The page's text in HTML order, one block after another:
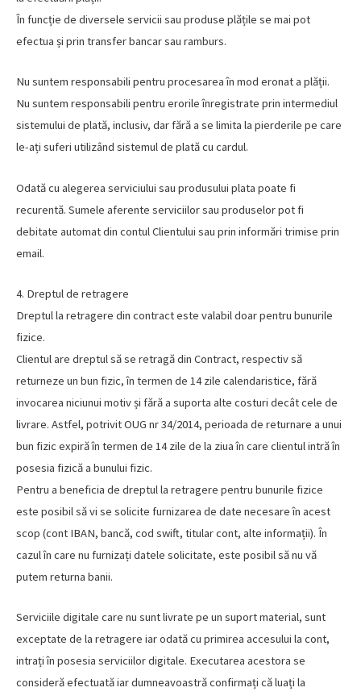
În funcție de diversele servicii sau produse plățile se mai pot
efectua și prin transfer bancar sau ramburs.
Nu suntem responsabili pentru procesarea în mod eronat a plății.
Nu suntem responsabili pentru erorile înregistrate prin intermediul
sistemului de plată, inclusiv, dar fără a se limita la pierderile pe care
le-ați suferi utilizând sistemul de plată cu cardul.
Odată cu alegerea serviciului sau produsului plata poate fi
recurentă. Sumele aferente serviciilor sau produselor pot fi
debitate automat din contul Clientului sau prin informări trimise prin
email.
4. Dreptul de retragere
Dreptul la retragere din contract este valabil doar pentru bunurile
fizice.
Clientul are dreptul să se retragă din Contract, respectiv să
returneze un bun fizic, în termen de 14 zile calendaristice, fără
invocarea niciunui motiv și fără a suporta alte costuri decât cele de
livrare. Astfel, potrivit OUG nr 34/2014, perioada de returnare a unui
bun fizic expiră în termen de 14 zile de la ziua în care clientul intră în
posesia fizică a bunului fizic.
Pentru a beneficia de dreptul la retragere pentru bunurile fizice
este posibil să vi se solicite furnizarea de date necesare în acest
scop (cont IBAN, bancă, cod swift, titular cont, alte informații). În
cazul în care nu furnizați datele solicitate, este posibil să nu vă
putem returna banii.
Serviciile digitale care nu sunt livrate pe un suport material, sunt
exceptate de la retragere iar odată cu primirea accesului la cont,
intrați în posesia serviciilor digitale. Executarea acestora se
consideră efectuată iar dumneavoastră confirmați că luați la